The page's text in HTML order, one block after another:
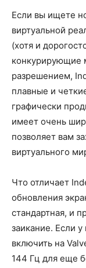
Если вы ищете
виртуальной
(хотя и
конкурирующие
разрешением,
плавные и
графически
имеет очень
позволяет вам
виртуального
Что отличает
обновления
стандартная, и
заикание. Если
включить на
144 Гц для еще